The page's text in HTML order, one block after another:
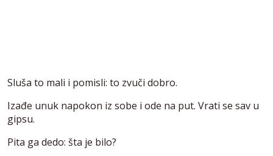
Sluša to mali i pomisli: to zvuči dobro.
Izađe unuk napokon iz sobe i ode na put. Vrati se sav u
gipsu.
Pita ga dedo: šta je bilo?